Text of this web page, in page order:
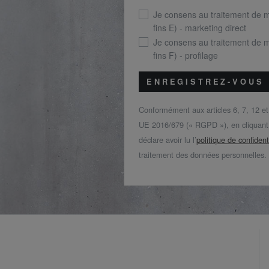
Je consens au traitement de
fins E) - marketing direct
Je consens au traitement de
fins F) - profilage
ENREGISTREZ-VOUS
Conformément aux articles 6, 7, 12
UE 2016/679 (« RGPD »), en
déclare avoir lu l’politique de
traitement des données personnelles.